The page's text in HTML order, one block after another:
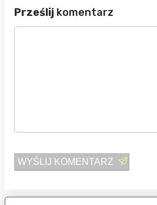
Prześlij komentarz
WYŚLIJ KOMENTARZ